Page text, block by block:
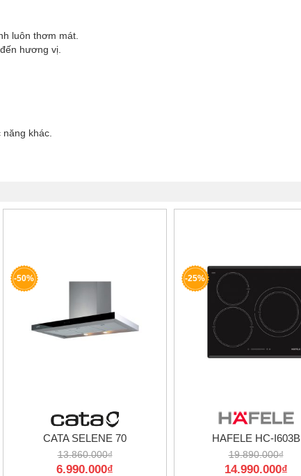
luôn thơm mát.
hương vị.
năng khác.
-50%
CATA SELENE 70
13.860.000₫
6.990.000₫
-25%
HAFELE HC-I603B
19.890.000₫
14.990.000₫